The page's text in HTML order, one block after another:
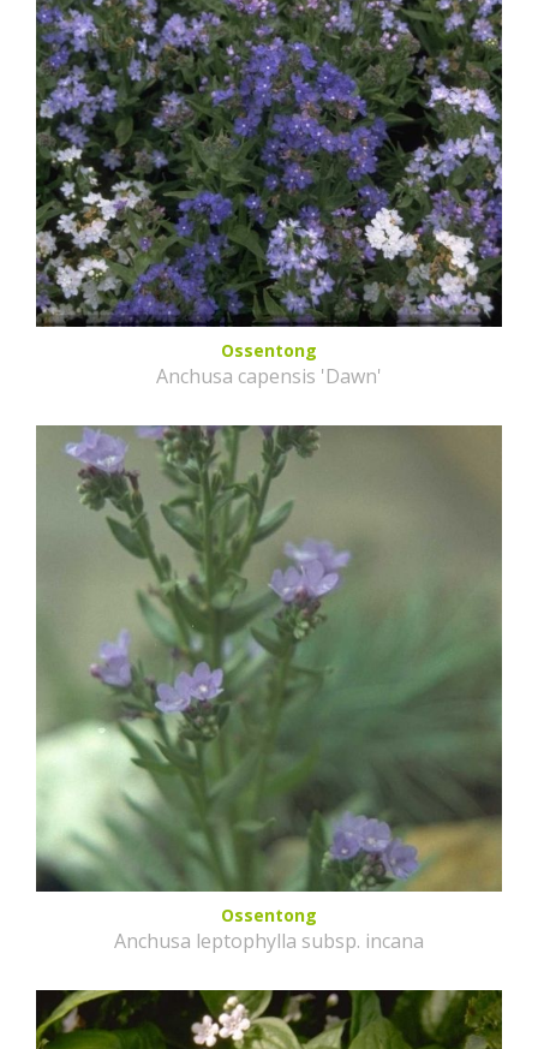
Ossentong
Anchusa capensis 'Dawn'
Ossentong
Anchusa leptophylla subsp. incana